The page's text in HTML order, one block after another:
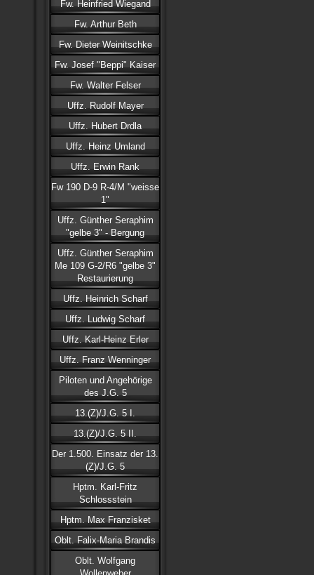
Fw. Heinfried Wiegand
Fw. Arthur Beth
Fw. Dieter Weinitschke
Fw. Josef "Beppi" Kaiser
Fw. Walter Felser
Uffz. Rudolf Mayer
Uffz. Hubert Drdla
Uffz. Heinz Umland
Uffz. Erwin Rank
Fw 190 D-9 R-4/M "weisse
1"
Uffz. Günther Seraphim
"gelbe 3" - Bergung
Uffz. Günther Seraphim
Me 109 G-2/R6 "gelbe 3"
Restaurierung
Uffz. Heinrich Scharf
Uffz. Ludwig Scharf
Uffz. Karl-Heinz Erler
Uffz. Franz Wenninger
Piloten und Angehörige
des J.G. 5
13.(Z)/J.G. 5 I.
13.(Z)/J.G. 5 II.
Der 1.500. Einsatz der 13.
(Z)/J.G. 5
Hptm. Karl-Fritz
Schlossstein
Hptm. Max Franzisket
Oblt. Falix-Maria Brandis
Oblt. Wolfgang